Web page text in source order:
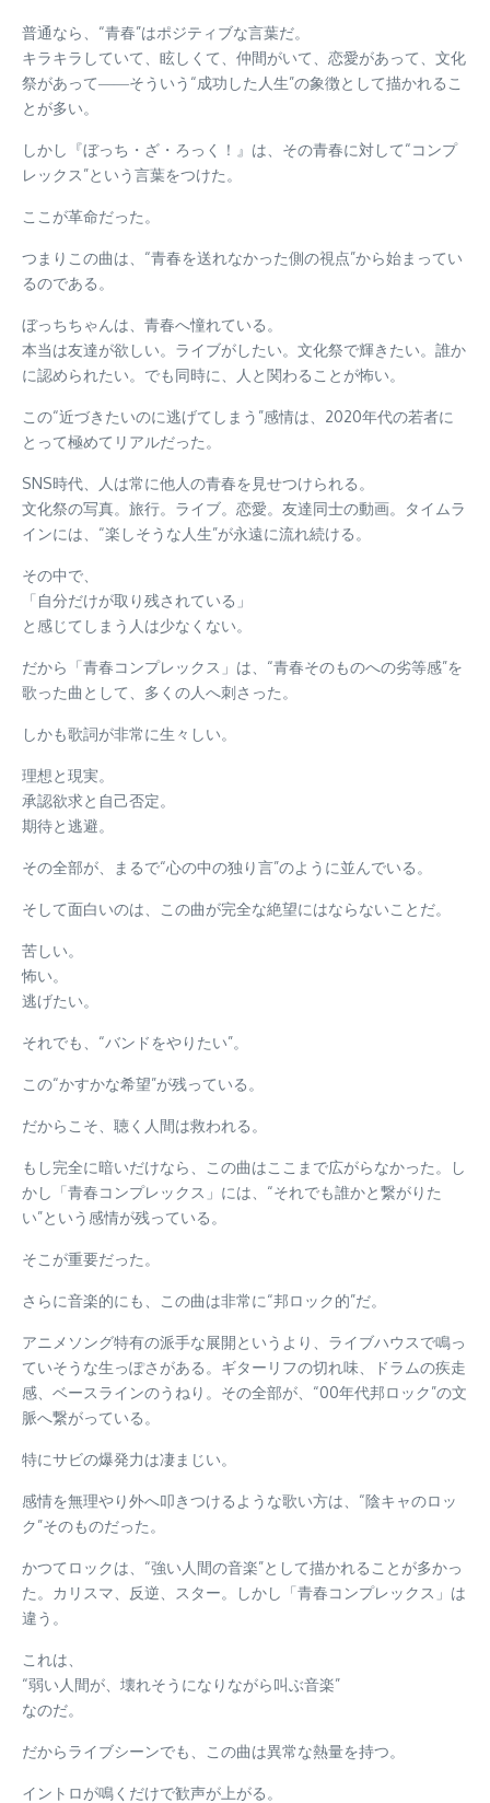
普通なら、“青春”はポジティブな言葉だ。
キラキラしていて、眩しくて、仲間がいて、恋愛があって、文化
祭があって――そういう“成功した人生”の象徴として描かれるこ
とが多い。
しかし『ぼっち・ざ・ろっく！』は、その青春に対して“コンプ
レックス”という言葉をつけた。
ここが革命だった。
つまりこの曲は、“青春を送れなかった側の視点”から始まってい
るのである。
ぼっちちゃんは、青春へ憧れている。
本当は友達が欲しい。ライブがしたい。文化祭で輝きたい。誰か
に認められたい。でも同時に、人と関わることが怖い。
この“近づきたいのに逃げてしまう”感情は、2020年代の若者に
とって極めてリアルだった。
SNS時代、人は常に他人の青春を見せつけられる。
文化祭の写真。旅行。ライブ。恋愛。友達同士の動画。タイムラ
インには、“楽しそうな人生”が永遠に流れ続ける。
その中で、
「自分だけが取り残されている」
と感じてしまう人は少なくない。
だから「青春コンプレックス」は、“青春そのものへの劣等感”を
歌った曲として、多くの人へ刺さった。
しかも歌詞が非常に生々しい。
理想と現実。
承認欲求と自己否定。
期待と逃避。
その全部が、まるで“心の中の独り言”のように並んでいる。
そして面白いのは、この曲が完全な絶望にはならないことだ。
苦しい。
怖い。
逃げたい。
それでも、“バンドをやりたい”。
この“かすかな希望”が残っている。
だからこそ、聴く人間は救われる。
もし完全に暗いだけなら、この曲はここまで広がらなかった。し
かし「青春コンプレックス」には、“それでも誰かと繋がりた
い”という感情が残っている。
そこが重要だった。
さらに音楽的にも、この曲は非常に“邦ロック的”だ。
アニメソング特有の派手な展開というより、ライブハウスで鳴っ
ていそうな生っぽさがある。ギターリフの切れ味、ドラムの疾走
感、ベースラインのうねり。その全部が、“00年代邦ロック”の文
脈へ繋がっている。
特にサビの爆発力は凄まじい。
感情を無理やり外へ叩きつけるような歌い方は、“陰キャのロッ
ク”そのものだった。
かつてロックは、“強い人間の音楽”として描かれることが多かっ
た。カリスマ、反逆、スター。しかし「青春コンプレックス」は
違う。
これは、
“弱い人間が、壊れそうになりながら叫ぶ音楽”
なのだ。
だからライブシーンでも、この曲は異常な熱量を持つ。
イントロが鳴くだけで歓声が上がる。